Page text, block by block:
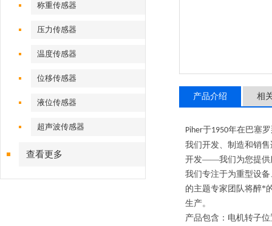
称重传感器
压力传感器
温度传感器
位移传感器
液位传感器
超声波传感器
查看更多
产品介绍 相
Piher于1950年在巴塞
我们开发、制造和销
开发——我们为您提供
我们专注于为重型设
的主题专家团队将醉*
生产。
产品包含： 电机转子